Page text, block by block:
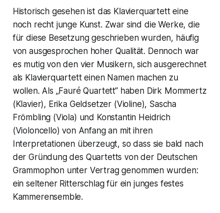
Historisch gesehen ist das Klavierquartett eine
noch recht junge Kunst. Zwar sind die Werke, die
für diese Besetzung geschrieben wurden, häufig
von ausgesprochen hoher Qualität. Dennoch war
es mutig von den vier Musikern, sich ausgerechnet
als Klavierquartett einen Namen machen zu
wollen. Als „Fauré Quartett“ haben Dirk Mommertz
(Klavier), Erika Geldsetzer (Violine), Sascha
Frömbling (Viola) und Konstantin Heidrich
(Violoncello) von Anfang an mit ihren
Interpretationen überzeugt, so dass sie bald nach
der Gründung des Quartetts von der Deutschen
Grammophon unter Vertrag genommen wurden:
ein seltener Ritterschlag für ein junges festes
Kammerensemble.